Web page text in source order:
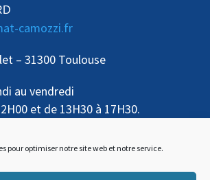
pour optimiser notre site web et notre service.
camozzi.fr
– 31300 Toulouse
au vendredi
et de 13H30 à 17H30.